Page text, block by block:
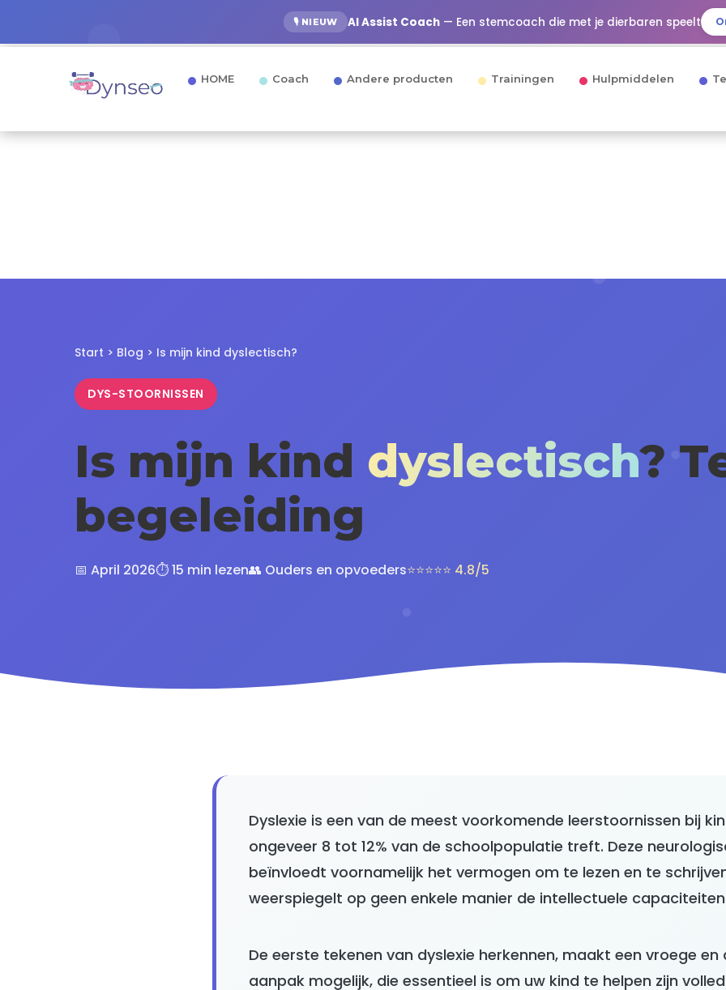
🎙️ NIEUW AI Assist Coach— Een stemcoach die met je dierbaren speelt
HOME Coach Andere producten Trainingen Hulpmiddelen
Start > Blog > Is mijn kind dyslectisch?
DYS-STOORNISSEN
Is mijn kind dyslectisch?
begeleiding
📅 April 2026⏱️ 15 min lezen👥 Ouders en opvoeders⭐⭐⭐⭐⭐ 4.8/5
Dyslexie is een van de meest voorkomende leerstoornissen bij
ongeveer 8 tot 12% van de schoolpopulatie treft. Deze
beïnvloedt voornamelijk het vermogen om te lezen en te
weerspiegelt op geen enkele manier de intellectuele
De eerste tekenen van dyslexie herkennen, maakt een vroege
aanpak mogelijk, die essentieel is om uw kind te helpen zijn